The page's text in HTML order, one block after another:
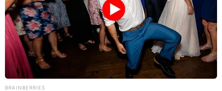
detalles de su fiesta privada junto amigos y familiares.
24 de mayo de 2025 Compartir:
Antuane Calderón